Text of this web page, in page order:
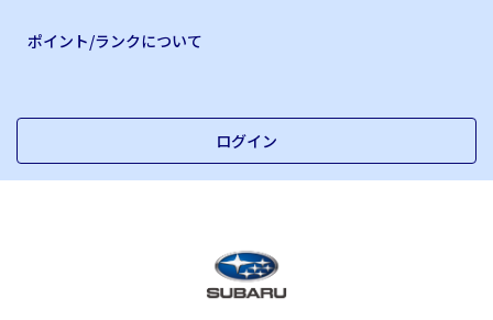
ポイント/ランクについて
ログイン